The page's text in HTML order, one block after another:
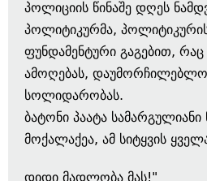
პოლიციის წინაშე დღეს
პოლიტიკურმა,
ფუნდამენტური გაგებით, რაც
ამოღებას,
სოლიდარობას.
ბატონი პაატა
მოქალაქეა, ამ სიტყვის
დიდი მადლობა მას!"